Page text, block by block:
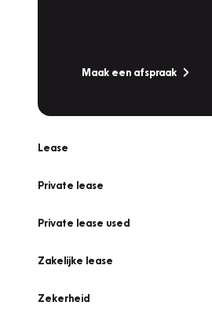
Maak een afspraak
Lease
Private lease
Private lease used
Zakelijke lease
Zekerheid